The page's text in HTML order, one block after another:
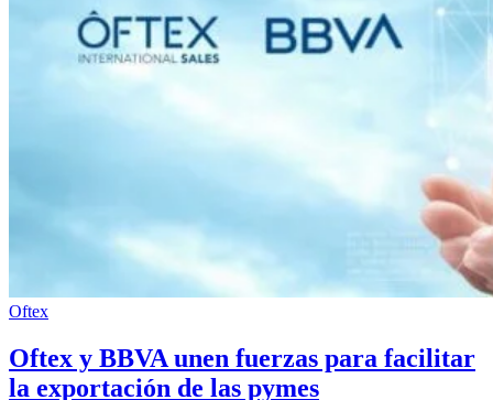
Oftex
Oftex y BBVA unen fuerzas para facilitar
la exportación de las pymes